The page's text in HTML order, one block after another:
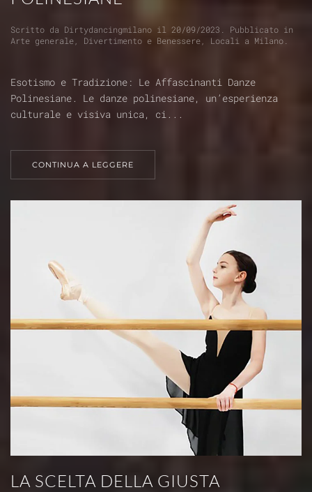
Scritto da Dirtydancingmilano il 20/09/2023 . Pubblicato in
Arte generale
Divertimento e Benessere Locali a Milano
Esotismo e Tradizione: Le Affascinanti Danze
Polinesiane. Le danze polinesiane, un’esperienza
culturale e visiva unica, ci...
CONTINUA A LEGGERE
LA SCELTA DELLA GIUSTA